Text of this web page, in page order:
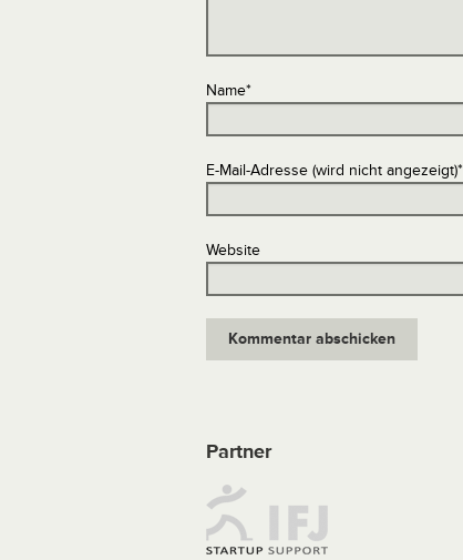
Name*
E-Mail-Adresse (wird nicht angezeigt)*
Website
Partner